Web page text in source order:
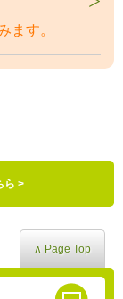
ます。
ら >
∧ Page Top